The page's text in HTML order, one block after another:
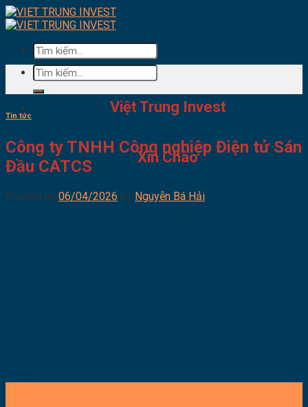
Skip
to
Tìm
kiếm:
Việt Trung Invest
Xin Chào
Tìm
kiếm:
Tin tức
Công ty TNHH Công nghiệp Điện tử Sán
Đầu CATCS
Posted on 06/04/2026 by Nguyễn Bá Hải